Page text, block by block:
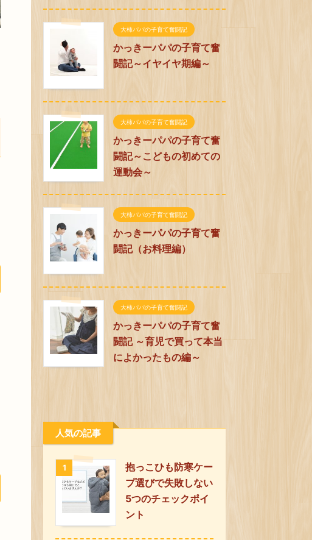
大柿パパの子育て奮闘記
かっきーパパの子育て奮
闘記～イヤイヤ期編～
大柿パパの子育て奮闘記
かっきーパパの子育て奮
闘記～こどもの初めての
運動会～
大柿パパの子育て奮闘記
かっきーパパの子育て奮
闘記（お料理編）
大柿パパの子育て奮闘記
かっきーパパの子育て奮
闘記 ～育児で買って本当
によかったもの編～
人気の記事
1
抱っこひも防寒ケー
プ選びで失敗しない
5つのチェックポイ
ント